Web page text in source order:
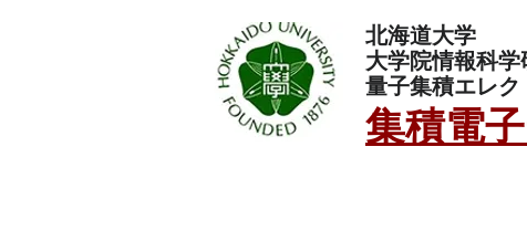
北海道大学
大学院情報科
量子集積エレ
集積電